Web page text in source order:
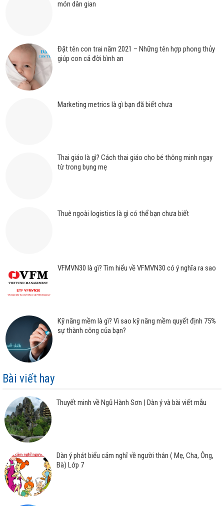
món dân gian
Đặt tên con trai năm 2021 – Những tên hợp phong thủy
giúp con cả đời bình an
Marketing metrics là gì bạn đã biết chưa
Thai giáo là gì? Cách thai giáo cho bé thông minh ngay
từ trong bụng mẹ
Thuê ngoài logistics là gì có thể bạn chưa biết
VFMVN30 là gì? Tìm hiểu về VFMVN30 có ý nghĩa ra sao
Kỹ năng mềm là gì? Vì sao kỹ năng mềm quyết định 75%
sự thành công của bạn?
Bài viết hay
Thuyết minh về Ngũ Hành Sơn | Dàn ý và bài viết mẫu
Dàn ý phát biểu cảm nghĩ về người thân ( Mẹ, Cha, Ông,
Bà) Lớp 7